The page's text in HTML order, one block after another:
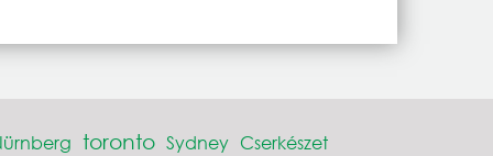
toronto Sydney Cserkészet